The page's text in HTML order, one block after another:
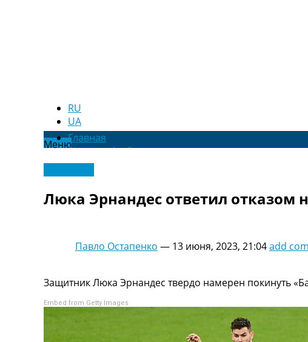
RU
UA
МенюГлавная
Новости футбола
Видео
Трансферы
Новости футбола Украины
Последние комментарии
Рейтинги
Турниры
Чемпионат Мира
Украина. Премьер-Лига
Украина. Первая Лига
Лига Чемпионов
Люка Эрнандес ответил отказом
Павло Остапенко — 13 июня, 2023, 21:04add
Защитник Люка Эрнандес твердо намерен покинуть
Embed from Getty Images